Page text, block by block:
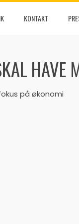
KONTAKT
HAVE
på økonomi